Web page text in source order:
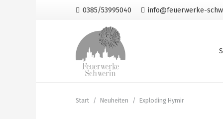
0385/53995040 info@feuerwerke-
Start / Neuheiten / Exploding Hymir